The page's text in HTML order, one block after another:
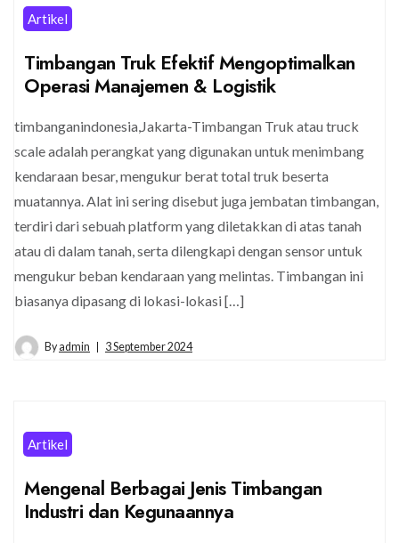
Artikel
Timbangan Truk Efektif Mengoptimalkan
Operasi Manajemen & Logistik
timbanganindonesia,Jakarta-Timbangan Truk atau truck
scale adalah perangkat yang digunakan untuk menimbang
kendaraan besar, mengukur berat total truk beserta
muatannya. Alat ini sering disebut juga jembatan timbangan,
terdiri dari sebuah platform yang diletakkan di atas tanah
atau di dalam tanah, serta dilengkapi dengan sensor untuk
mengukur beban kendaraan yang melintas. Timbangan ini
biasanya dipasang di lokasi-lokasi […]
By admin 3 September 2024
Artikel
Mengenal Berbagai Jenis Timbangan
Industri dan Kegunaannya